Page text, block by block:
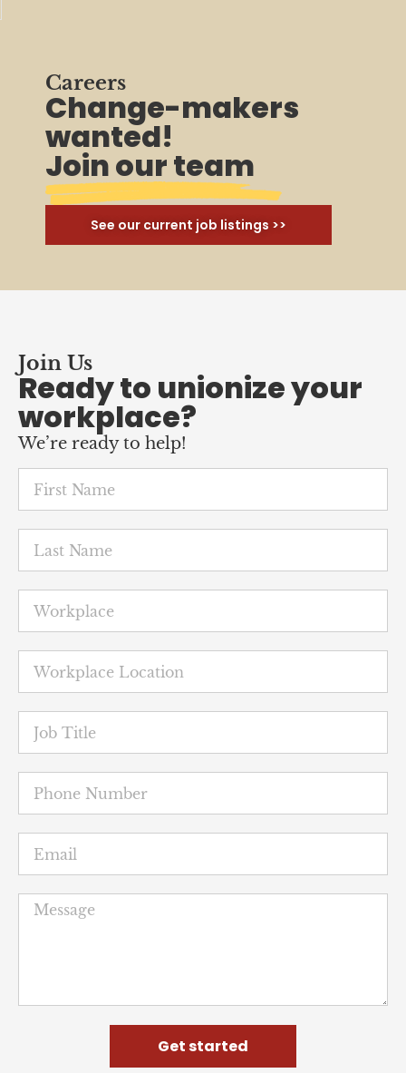
Careers
Change-makers
wanted!
Join our team
See our current job listings >>
Join Us
Ready to unionize your
workplace?
We’re ready to help!
Get started